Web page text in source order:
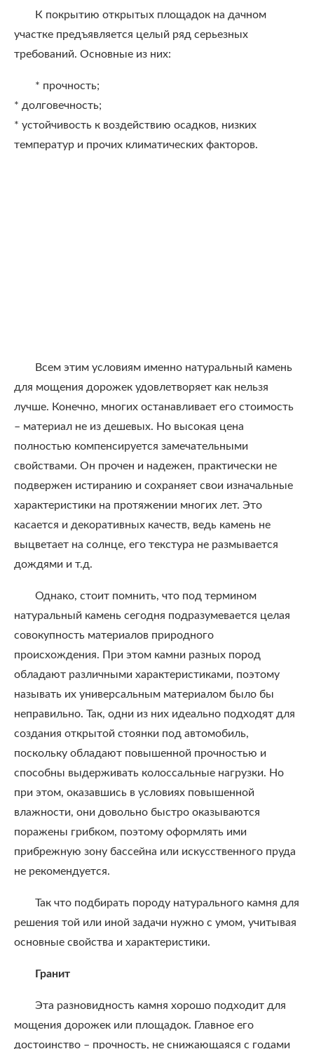
К покрытию открытых площадок на дачном
участке предъявляется целый ряд серьезных
требований. Основные из них:
* прочность;
* долговечность;
* устойчивость к воздействию осадков, низких
температур и прочих климатических факторов.
Всем этим условиям именно натуральный камень
для мощения дорожек удовлетворяет как нельзя
лучше. Конечно, многих останавливает его стоимость
– материал не из дешевых. Но высокая цена
полностью компенсируется замечательными
свойствами. Он прочен и надежен, практически не
подвержен истиранию и сохраняет свои изначальные
характеристики на протяжении многих лет. Это
касается и декоративных качеств, ведь камень не
выцветает на солнце, его текстура не размывается
дождями и т.д.
Однако, стоит помнить, что под термином
натуральный камень сегодня подразумевается целая
совокупность материалов природного
происхождения. При этом камни разных пород
обладают различными характеристиками, поэтому
называть их универсальным материалом было бы
неправильно. Так, одни из них идеально подходят для
создания открытой стоянки под автомобиль,
поскольку обладают повышенной прочностью и
способны выдерживать колоссальные нагрузки. Но
при этом, оказавшись в условиях повышенной
влажности, они довольно быстро оказываются
поражены грибком, поэтому оформлять ими
прибрежную зону бассейна или искусственного пруда
не рекомендуется.
Так что подбирать породу натурального камня для
решения той или иной задачи нужно с умом, учитывая
основные свойства и характеристики.
Гранит
Эта разновидность камня хорошо подходит для
мощения дорожек или площадок. Главное его
достоинство – прочность, не снижающаяся с годами